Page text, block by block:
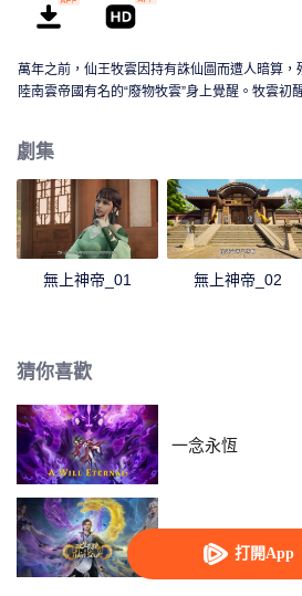
打開App
萬年之前，仙王牧雲因持有誅仙圖而遭人暗算
陸南雲帝國有名的“廢物牧雲”身上覺醒。牧雲初
夢瑤結親的消息。秦夢瑤寒毒在身，活不過二十
家的利益。但在牧林辰的勸說下，牧雲以煉丹
了淬骨丹，牧雲的修為有了第一次提升。莫問
直想請莫問來治療孫女秦夢瑤。莫問暗示讓牧
體內的誅仙圖，得知秦夢瑤體內的並非寒毒，
瑤，冰凰神魄的力量使得秦夢瑤修為突飛猛進。
夢瑤對牧雲充滿了好奇和興趣，於是成為了北雲
獵狼，讓妙仙語十分震驚。而被人指派暗殺牧雲
脫力之機會，紛紛現身準備對牧雲下手。
劇集
無上神帝_01 無上神帝_02
猜你喜歡
一念永恆